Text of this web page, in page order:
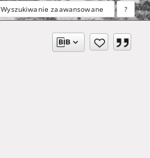
Wyszukiwanie zaawansowane ?